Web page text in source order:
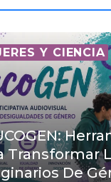
Y CIENCIA
Transformar
De